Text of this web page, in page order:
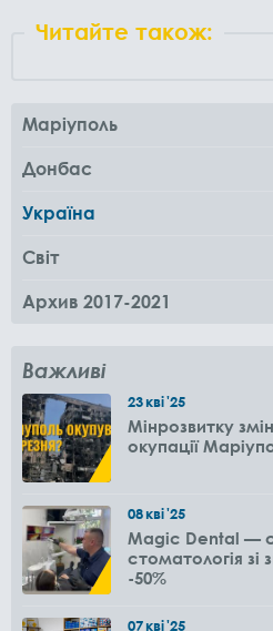
Читайте також:
Маріуполь
Донбас
Україна
Світ
Архив 2017-2021
Важливі
23кві'25
Мінрозвитку
окупації
08кві'25
Magic Dental —
стоматологія
-50%
07кві'25